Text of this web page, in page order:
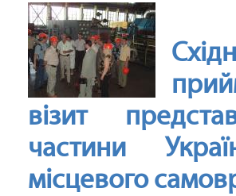
візит
частини
місцевого